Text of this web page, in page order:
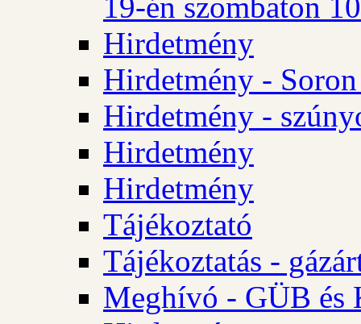
19-én szombaton
Hirdetmény
Hirdetmény -
Hirdetmény -
Hirdetmény
Hirdetmény
Tájékoztató
Tájékoztatás -
Meghívó - GÜB és